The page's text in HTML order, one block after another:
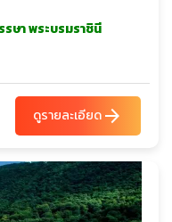
ษา พระบรมราชินี
ดูรายละเอียดarrow_forward